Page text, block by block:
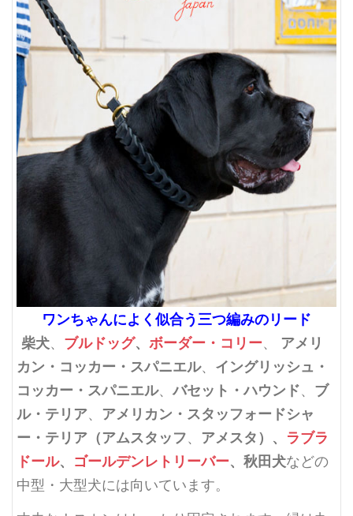
ワンちゃんによく似合う三つ編みのリード
柴犬、 ブルドッグ、 ボーダー・コリー、
アメリ
カン・コッカー・スパニエル、 イングリッシュ・
コッカー・スパニエル、バセット・ハウンド、 ブ
ル・テリア、 アメリカン・スタッフォードシャ
ー・テリア（アムスタッフ、 アメスタ）、 ラブラ
ドール、 ゴールデンレトリーバー、秋田犬などの
中型・大型犬には向いています。